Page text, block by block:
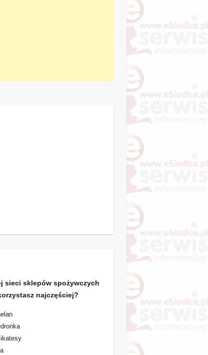
sieci sklepów spożywczych
najczęściej?